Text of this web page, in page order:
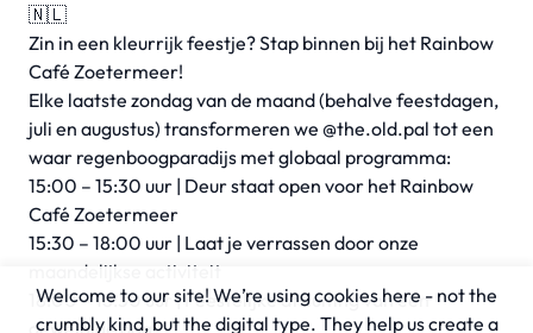
🇳🇱
Zin in een kleurrijk feestje? Stap binnen bij het Rainbow
Café Zoetermeer!
Elke laatste zondag van de maand (behalve feestdagen,
juli en augustus) transformeren we @the.old.pal tot een
waar regenboogparadijs met globaal programma:
15:00 – 15:30 uur | Deur staat open voor het Rainbow
Café Zoetermeer
15:30 – 18:00 uur | Laat je verrassen door onze
maandelijkse activiteit
18:00 – 18:30 uur | Feestelijke afsluiting van een
geweldige dag!
Welcome to our site! We’re using cookies here - not the
crumbly kind, but the digital type. They help us create a